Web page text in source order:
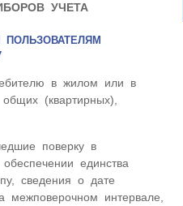
УЧЕТА
в жилом или в
(квартирных),
поверку в
единства
сведения о дате
межповерочном интервале,